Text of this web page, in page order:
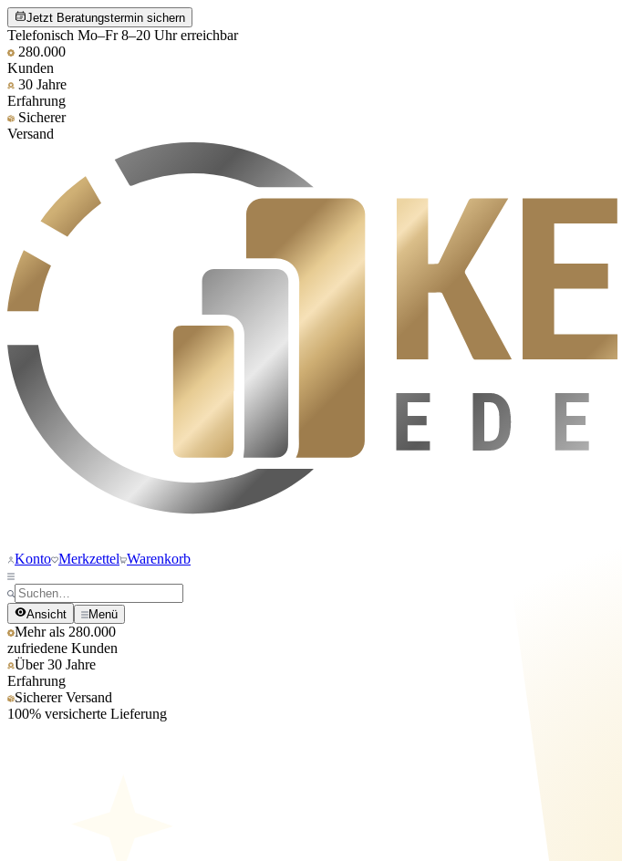
Jetzt Beratungstermin sichern
Telefonisch Mo–Fr 8–20 Uhr erreichbar
280.000
Kunden
30 Jahre
Erfahrung
Sicherer
Versand
Konto Merkzettel Warenkorb
Ansicht Menü
Mehr als 280.000
zufriedene Kunden
Über 30 Jahre
Erfahrung
Sicherer Versand
100% versicherte Lieferung